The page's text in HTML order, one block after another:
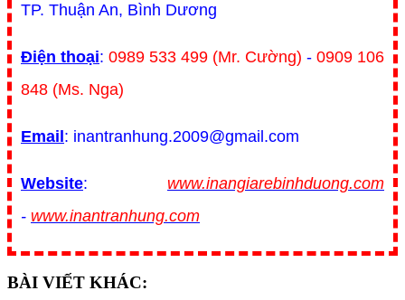
TP. Thuận An, Bình Dương
Điện thoại: 0989 533 499 (Mr. Cường) - 0909 106
848 (Ms. Nga)
Email : inantranhung.2009@gmail.com
Website: www.inangiarebinhduong.com
- www.inantranhung.com
BÀI VIẾT KHÁC: